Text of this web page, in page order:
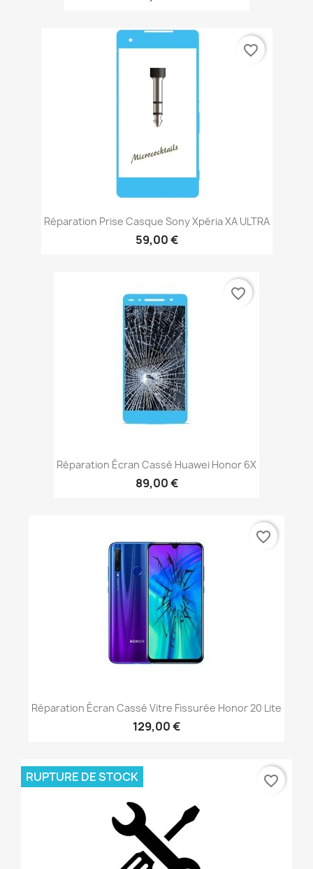
Réparation Prise Casque Sony Xpéria XA ULTRA
59,00 €
favorite_border
Réparation Écran Cassé Huawei Honor 6X
89,00 €
favorite_border
Réparation Écran Cassé Vitre Fissurée Honor 20 Lite
129,00 €
favorite_border
RUPTURE DE STOCK favorite_border